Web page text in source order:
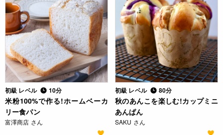
初級 レベル 10分
米粉100%で作る!ホームベーカ
リー食パン
富澤商店 さん
初級 レベル 80分
秋のあんこを楽しむ!カップミニ
あんぱん
SAKU さん